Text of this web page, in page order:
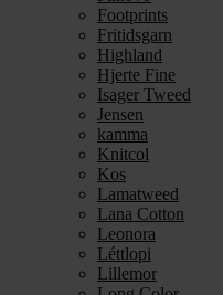
Footprints
Fritidsgarn
Highland
Hjerte Fine
Isager Tweed
Jensen
kamma
Knitcol
Kos
Lamatweed
Lana Cotton
Leonora
Léttlopi
Lillemor